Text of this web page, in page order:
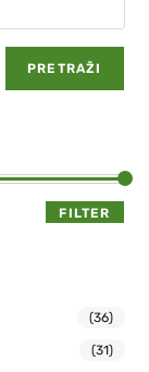
PRETRAŽI
FILTER
(36)
(31)